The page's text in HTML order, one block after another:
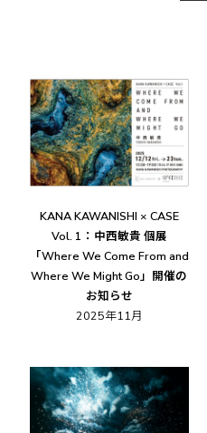
KANA KAWANISHI × CASE
Vol. 1：中西敏貴 個展
「Where We Come From and
Where We Might Go」開催の
お知らせ
2025年11月